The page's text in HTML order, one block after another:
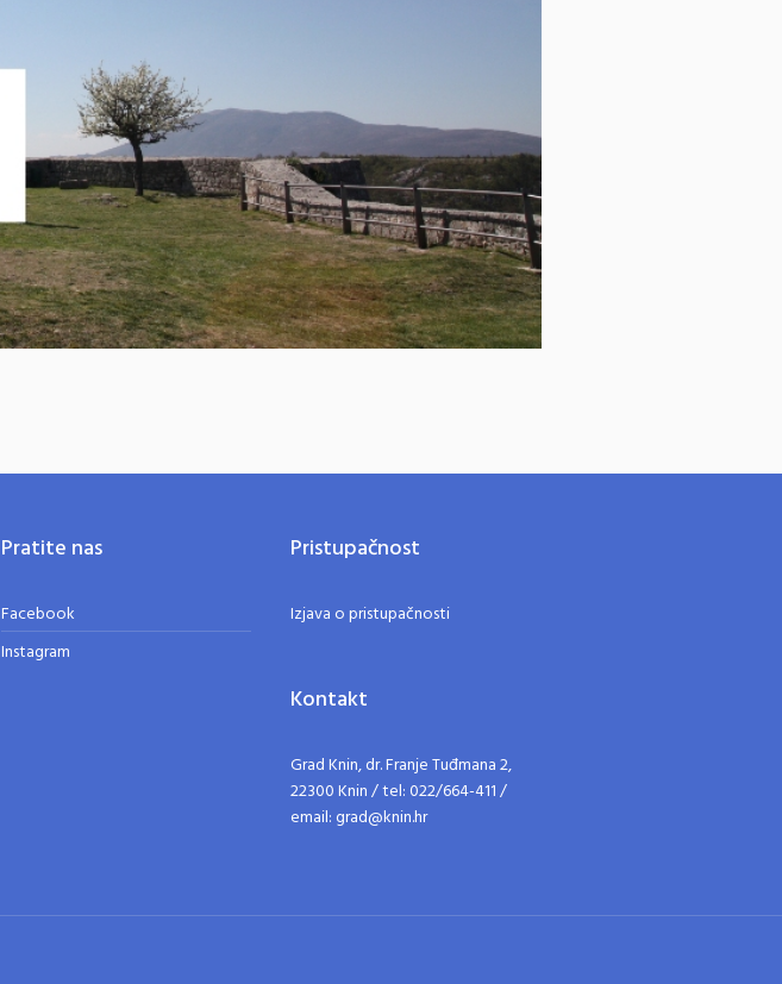
Pratite nas
Facebook
Instagram
Pristupačnost
Izjava o pristupačnosti
Kontakt
Grad Knin, dr. Franje Tuđmana 2,
22300 Knin / tel: 022/664-411 /
email: grad@knin.hr